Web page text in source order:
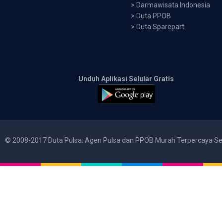
> Darmawisata Indonesia
> Duta PPOB
> Duta Sparepart
Unduh Aplikasi Selular Gratis
© 2008-2017 Duta Pulsa: Agen Pulsa dan PPOB Murah Terpercaya